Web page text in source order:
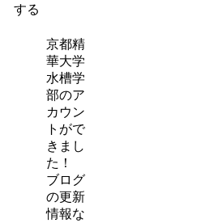
する
京都精
華大学
水槽学
部のア
カウン
トがで
きまし
た！
ブログ
の更新
情報な